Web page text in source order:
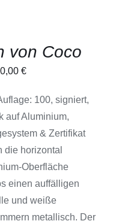
von Coco
€
100, signiert,
auf Aluminium,
& Zertifikat
die horizontal
Oberfläche
einen auffälligen
und weiße
metallisch. Der